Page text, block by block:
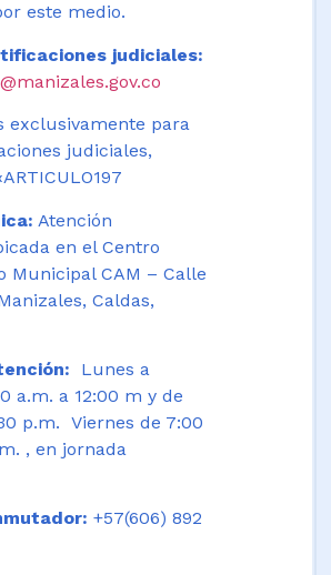
este medio.
judiciales:
exclusivamente para
judiciales,
Atención
en el Centro
Municipal CAM – Calle
Caldas,
Lunes a
a.m. a 12:00 m y de
p.m. Viernes de 7:00
, en jornada
+57(606) 892